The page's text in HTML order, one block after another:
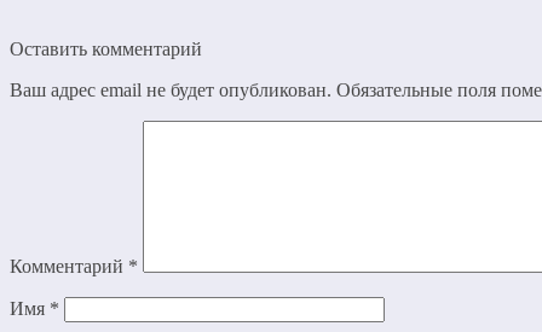
Оставить комментарий
Ваш адрес email не будет опубликован. Обязательные поля
Комментарий *
Имя *